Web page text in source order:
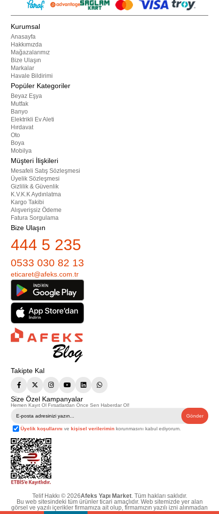
Kurumsal
Anasayfa
Hakkımızda
Mağazalarımız
Bize Ulaşın
Markalar
Havale Bildirimi
Popüler Kategoriler
Beyaz Eşya
Mutfak
Banyo
Elektrikli Ev Aleti
Hırdavat
Oto
Boya
Mobilya
Müşteri İlişkileri
Mesafeli Satış Sözleşmesi
Üyelik Sözleşmesi
Gizlilik & Güvenlik
K.V.K.K Aydınlatma
Kargo Takibi
Alışverişsiz Ödeme
Fatura Sorgulama
Bize Ulaşın
444 5 235
0533 030 82 13
eticaret@afeks.com.tr
Takipte Kal
Size Özel Kampanyalar
Hemen Kayıt Ol Fırsatlardan Önce Sen Haberdar Ol!
Gönder
Üyelik koşullarını vekişisel verilerimin korunmasını kabul ediyorum.
Telif Hakkı © 2026Afeks Yapı Market. Tüm hakları saklıdır.
Bu web sitesindeki tüm ürünler ticari amaçlıdır. Web sitemizde yer alan
görsel ve yazılı içerikler firmamıza ait olup, firmamızın yazılı izni alınmadan